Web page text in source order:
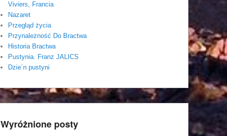
Viviers, Francia
Nazaret
Przegląd życia
Przynależność Do Bractwa
Historia Bractwa
Pustynia. Franz JALICS
Dzie´n pustyni
Wyróżnione posty